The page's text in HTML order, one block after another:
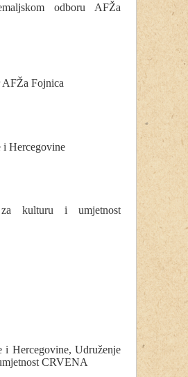
odboru AFŽa
AFŽa Fojnica
Hercegovine
za kulturu i umjetnost
i Hercegovine, Udruženje
CRVENA